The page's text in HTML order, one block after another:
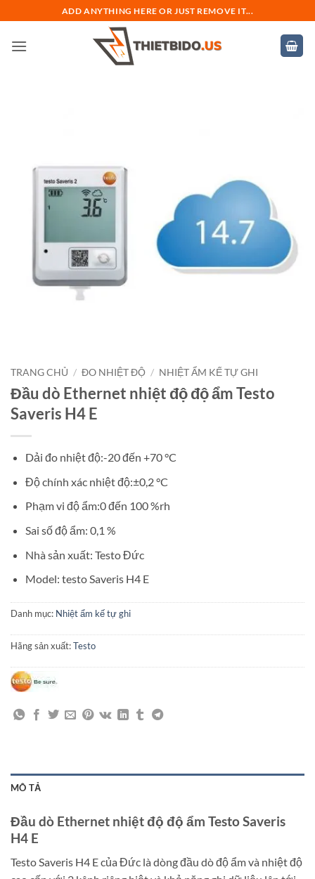
qua
nội
ADD ANYTHING HERE OR JUST REMOVE IT...
TRANG CHỦ / ĐO NHIỆT ĐỘ / NHIỆT ẨM KẾ TỰ GHI
Đầu dò Ethernet nhiệt độ độ ẩm Testo
Saveris H4 E
Dải đo nhiệt độ:-20 đến +70 °C
Độ chính xác nhiệt độ:±0,2 °C
Phạm vi độ ẩm:0 đến 100 %rh
Sai số độ ẩm: 0,1 %
Nhà sản xuất: Testo Đức
Model: testo Saveris H4 E
Danh mục: Nhiệt ẩm kế tự ghi
Hãng sản xuất:Testo
MÔ TẢ
Đầu dò Ethernet nhiệt độ độ ẩm Testo Saveris
H4 E
Testo Saveris H4 E của Đức là dòng đầu dò độ ẩm và nhiệt độ